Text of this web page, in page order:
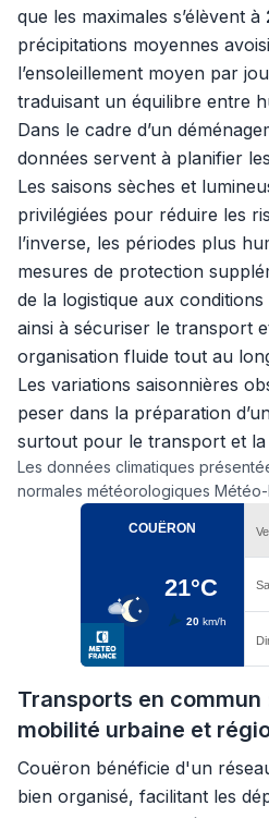
que les maximales s’élèvent à
précipitations moyennes
l’ensoleillement moyen par
traduisant un équilibre entre
Dans le cadre d’un
données servent à planifier
Les saisons sèches et
privilégiées pour réduire les
l’inverse, les périodes plus
mesures de protection
de la logistique aux
ainsi à sécuriser le transport
organisation fluide tout au
Les variations saisonnières
peser dans la préparation
surtout pour le transport et la
Les données climatiques
normales météorologiques
Transports en commun
mobilité urbaine et
Couëron bénéficie d'un
bien organisé, facilitant les